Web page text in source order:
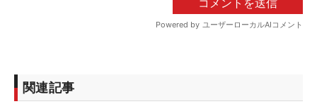
関連記事